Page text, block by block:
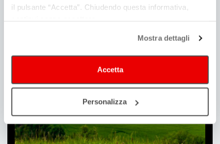
il pulsante “Accetta”. Chiudendo questa informativa,
Mostra dettagli
Accetta
Personalizza
Tenders